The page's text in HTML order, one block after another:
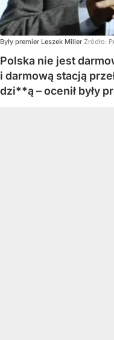
Były premier Leszek Miller Źródło:
Polska nie jest
i darmową stacją
dzi**ą – ocenił były